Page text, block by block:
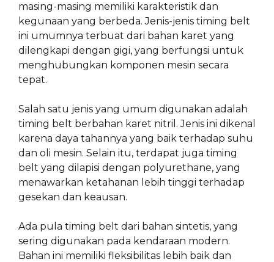
masing-masing memiliki karakteristik dan
kegunaan yang berbeda. Jenis-jenis timing belt
ini umumnya terbuat dari bahan karet yang
dilengkapi dengan gigi, yang berfungsi untuk
menghubungkan komponen mesin secara
tepat.
Salah satu jenis yang umum digunakan adalah
timing belt berbahan karet nitril. Jenis ini dikenal
karena daya tahannya yang baik terhadap suhu
dan oli mesin. Selain itu, terdapat juga timing
belt yang dilapisi dengan polyurethane, yang
menawarkan ketahanan lebih tinggi terhadap
gesekan dan keausan.
Ada pula timing belt dari bahan sintetis, yang
sering digunakan pada kendaraan modern.
Bahan ini memiliki fleksibilitas lebih baik dan